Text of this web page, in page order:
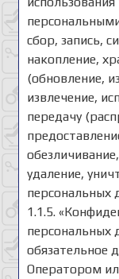
сбор, запись,
накопление,
(обновление,
извлечение,
передачу
удаление,
персональных
1.1.5.
персональных
обязательное
Оператором